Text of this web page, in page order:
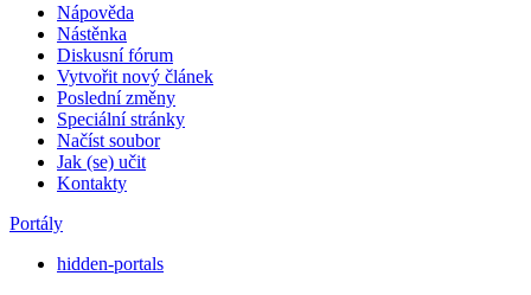
Nápověda
Nástěnka
Diskusní fórum
Vytvořit nový článek
Poslední změny
Speciální stránky
Načíst soubor
Jak (se) učit
Kontakty
Portály
hidden-portals